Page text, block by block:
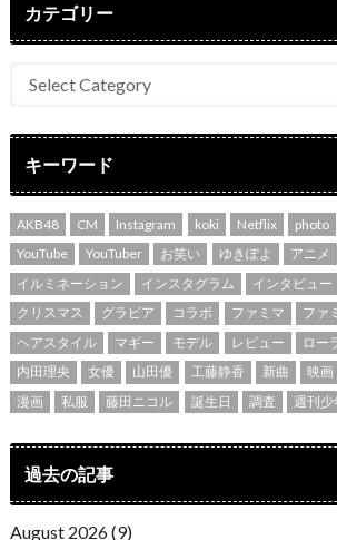
カテゴリー
キーワード
AKB48 CM Instagram koki Netflix photo
YouTube
YouTuber お笑い ゆきぽよ アニメ
イルミネーション
インスタグラム インタビュー
クリスマス
グラビア コラボ ファミマ
ファ
ヘアスタイル
マギー モデル レビュー ロー
内田理央
女優 山田優 工藤静香 新曲 映画
漫画
私服 藤田ニコル 誕生日 調査 週刊
過去の記事
August 2026 (9)